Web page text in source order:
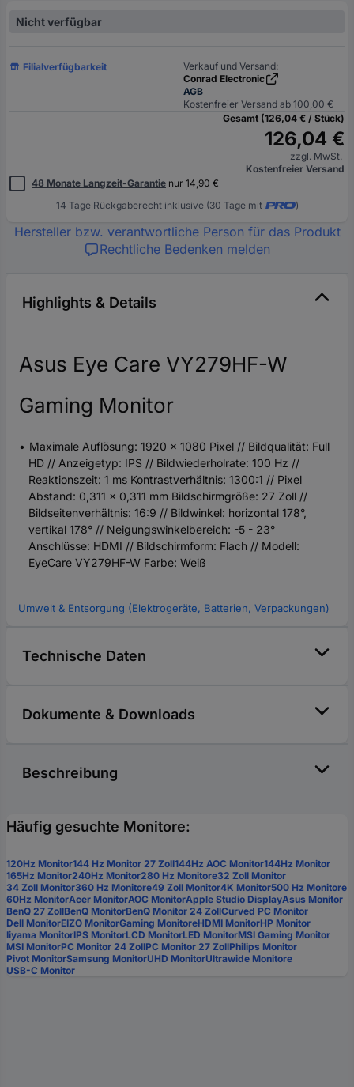
Nicht verfügbar
Filialverfügbarkeit
Verkauf und Versand:
Conrad Electronic
AGB
Kostenfreier Versand ab 100,00 €
Gesamt (126,04 € / Stück)
126,04 €
zzgl. MwSt.
Kostenfreier Versand
48 Monate Langzeit-Garantie nur 14,90 €
14 Tage Rückgaberecht inklusive (30 Tage mit
)
Hersteller bzw. verantwortliche Person für das Produkt
Rechtliche Bedenken melden
Highlights & Details
Asus Eye Care VY279HF-W
Gaming Monitor
Maximale Auflösung: 1920 x 1080 Pixel // Bildqualität: Full
HD // Anzeigetyp: IPS // Bildwiederholrate: 100 Hz //
Reaktionszeit: 1 ms Kontrastverhältnis: 1300:1 // Pixel
Abstand: 0,311 x 0,311 mm Bildschirmgröße: 27 Zoll //
Bildseitenverhältnis: 16:9 // Bildwinkel: horizontal 178°,
vertikal 178° // Neigungswinkelbereich: -5 - 23°
Anschlüsse: HDMI // Bildschirmform: Flach // Modell:
EyeCare VY279HF-W Farbe: Weiß
Umwelt & Entsorgung (Elektrogeräte, Batterien, Verpackungen)
Technische Daten
Dokumente & Downloads
Beschreibung
Häufig gesuchte Monitore:
120Hz Monitor144 Hz Monitor 27 Zoll144Hz AOC Monitor144Hz Monitor
165Hz Monitor240Hz Monitor280 Hz Monitore32 Zoll Monitor
34 Zoll Monitor360 Hz Monitore49 Zoll Monitor4K Monitor500 Hz Monitore
60Hz MonitorAcer MonitorAOC MonitorApple Studio DisplayAsus Monitor
BenQ 27 ZollBenQ MonitorBenQ Monitor 24 ZollCurved PC Monitor
Dell MonitorEIZO MonitorGaming MonitoreHDMI MonitorHP Monitor
Iiyama MonitorIPS MonitorLCD MonitorLED MonitorMSI Gaming Monitor
MSI MonitorPC Monitor 24 ZollPC Monitor 27 ZollPhilips Monitor
Pivot MonitorSamsung MonitorUHD MonitorUltrawide Monitore
USB-C Monitor